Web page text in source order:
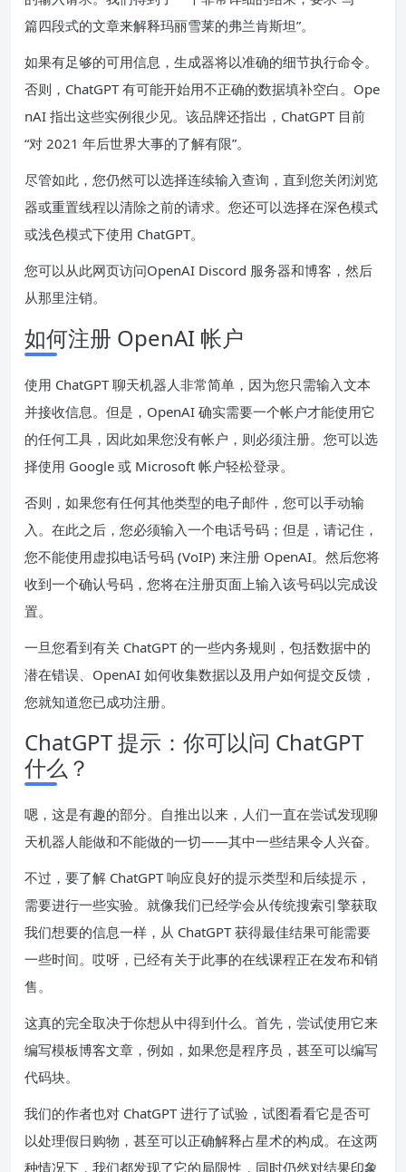
篇四段式的文章来解释玛丽雪莱的弗兰肯斯坦”。
如果有足够的可用信息，生成器将以准确的细节执行命令。
否则，ChatGPT 有可能开始用不正确的数据填补空白。Ope
nAI 指出这些实例很少见。该品牌还指出，ChatGPT 目前
“对 2021 年后世界大事的了解有限”。
尽管如此，您仍然可以选择连续输入查询，直到您关闭浏览
器或重置线程以清除之前的请求。您还可以选择在深色模式
或浅色模式下使用 ChatGPT。
您可以从此网页访问OpenAI Discord 服务器和博客，然后
从那里注销。
如何注册 OpenAI 帐户
使用 ChatGPT 聊天机器人非常简单，因为您只需输入文本
并接收信息。但是，OpenAI 确实需要一个帐户才能使用它
的任何工具，因此如果您没有帐户，则必须注册。您可以选
择使用 Google 或 Microsoft 帐户轻松登录。
否则，如果您有任何其他类型的电子邮件，您可以手动输
入。在此之后，您必须输入一个电话号码；但是，请记住，
您不能使用虚拟电话号码 (VoIP) 来注册 OpenAI。然后您将
收到一个确认号码，您将在注册页面上输入该号码以完成设
置。
一旦您看到有关 ChatGPT 的一些内务规则，包括数据中的
潜在错误、OpenAI 如何收集数据以及用户如何提交反馈，
您就知道您已成功注册。
ChatGPT 提示：你可以问 ChatGPT
什么？
嗯，这是有趣的部分。自推出以来，人们一直在尝试发现聊
天机器人能做和不能做的一切——其中一些结果令人兴奋。
不过，要了解 ChatGPT 响应良好的提示类型和后续提示，
需要进行一些实验。就像我们已经学会从传统搜索引擎获取
我们想要的信息一样，从 ChatGPT 获得最佳结果可能需要
一些时间。哎呀，已经有关于此事的在线课程正在发布和销
售。
这真的完全取决于你想从中得到什么。首先，尝试使用它来
编写模板博客文章，例如，如果您是程序员，甚至可以编写
代码块。
我们的作者也对 ChatGPT 进行了试验，试图看看它是否可
以处理假日购物 ，甚至可以正确解释占星术的构成。在这两
种情况下，我们都发现了它的局限性，同时仍然对结果印象